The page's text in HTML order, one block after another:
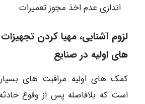
اندازی عدم اخذ مجوز تعمیرات
لزوم آشنایی، مهیا کردن
های اولیه در صنایع
کمک های اولیه مراقبت های
است که بلافاصله پس از وقوع